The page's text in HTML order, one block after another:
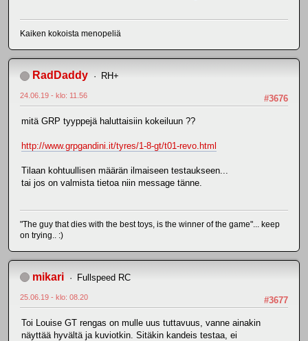
Kaiken kokoista menopeliä
RadDaddy RH+
#3676
24.06.19 - klo: 11.56
mitä GRP tyyppejä haluttaisiin kokeiluun ??
http://www.grpgandini.it/tyres/1-8-gt/t01-revo.html
Tilaan kohtuullisen määrän ilmaiseen testaukseen...
tai jos on valmista tietoa niin message tänne.
"The guy that dies with the best toys, is the winner of the game"... keep
on trying.. :)
mikari Fullspeed RC
#3677
25.06.19 - klo: 08.20
Toi Louise GT rengas on mulle uus tuttavuus, vanne ainakin
näyttää hyvältä ja kuviotkin. Sitäkin kandeis testaa, ei